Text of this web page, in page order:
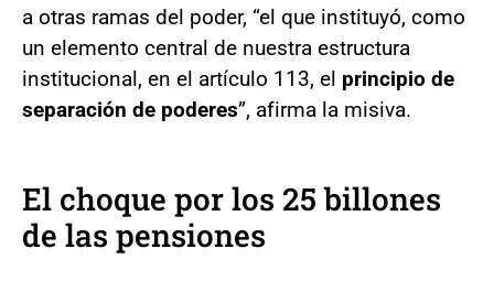
a otras ramas del poder, “el que instituyó, como
un elemento central de nuestra estructura
institucional, en el artículo 113, el principio de
separación de poderes”, afirma la misiva.
El choque por los 25 billones
de las pensiones